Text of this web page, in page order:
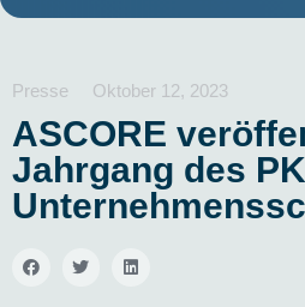
Presse Oktober 12, 2023
ASCORE
Jahrgang des